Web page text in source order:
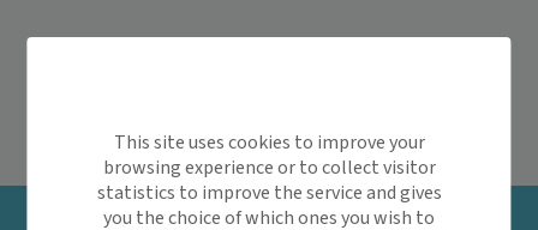
This site uses cookies to improve your
browsing experience or to collect visitor
statistics to improve the service and gives
you the choice of which ones you wish to